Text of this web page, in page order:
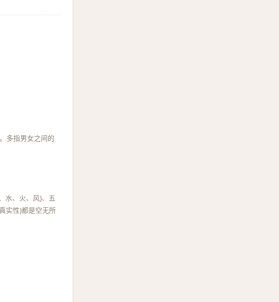
多指男女之间的
水、火、风)、五
实性)都是空无所